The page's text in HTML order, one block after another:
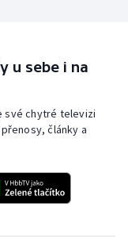
u sebe i na
své chytré televizi
články a